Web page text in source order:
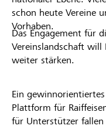
schon heute Vereine
Vorhaben.
Das Engagement für
Vereinslandschaft will
weiter stärken.
Ein
Plattform für
für Unterstützer